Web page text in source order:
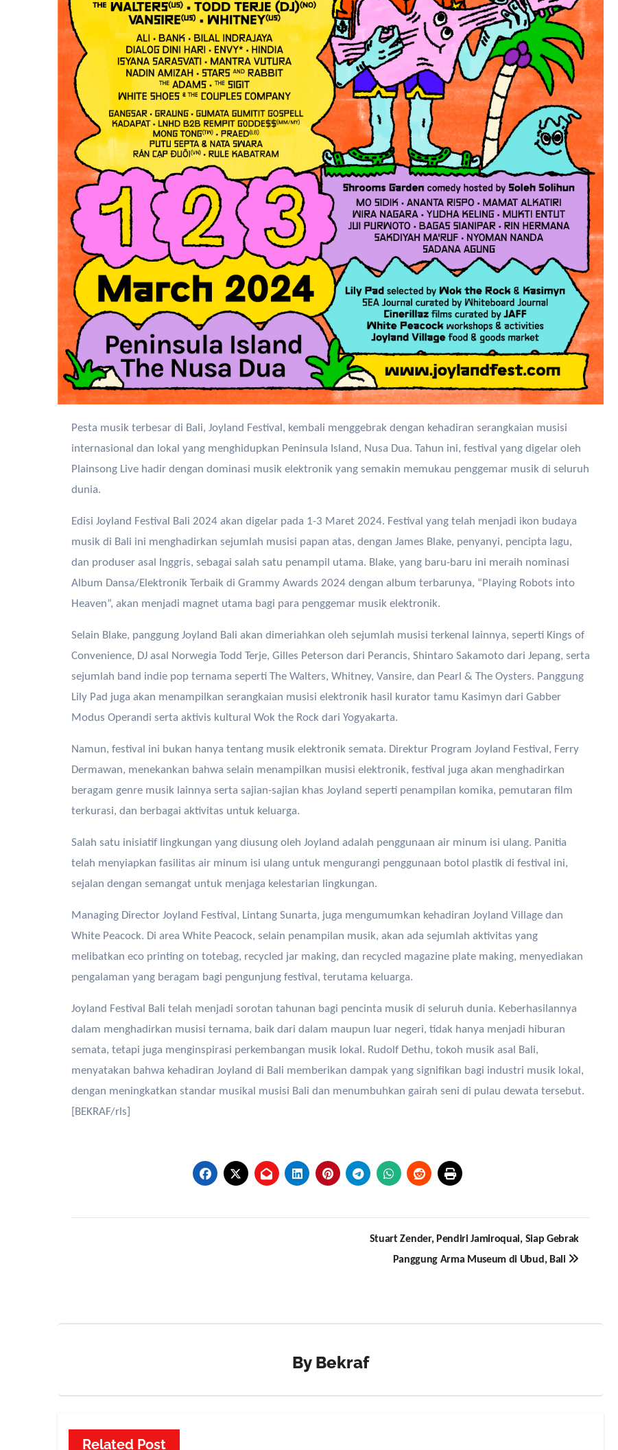
Pesta musik terbesar di Bali, Joyland Festival, kembali menggebrak dengan kehadiran serangkaian musisi
internasional dan lokal yang menghidupkan Peninsula Island, Nusa Dua. Tahun ini, festival yang digelar oleh
Plainsong Live hadir dengan dominasi musik elektronik yang semakin memukau penggemar musik di seluruh
dunia.
Edisi Joyland Festival Bali 2024 akan digelar pada 1-3 Maret 2024. Festival yang telah menjadi ikon budaya
musik di Bali ini menghadirkan sejumlah musisi papan atas, dengan James Blake, penyanyi, pencipta lagu,
dan produser asal Inggris, sebagai salah satu penampil utama. Blake, yang baru-baru ini meraih nominasi
Album Dansa/Elektronik Terbaik di Grammy Awards 2024 dengan album terbarunya, “Playing Robots into
Heaven”, akan menjadi magnet utama bagi para penggemar musik elektronik.
Selain Blake, panggung Joyland Bali akan dimeriahkan oleh sejumlah musisi terkenal lainnya, seperti Kings of
Convenience, DJ asal Norwegia Todd Terje, Gilles Peterson dari Perancis, Shintaro Sakamoto dari Jepang, serta
sejumlah band indie pop ternama seperti The Walters, Whitney, Vansire, dan Pearl & The Oysters. Panggung
Lily Pad juga akan menampilkan serangkaian musisi elektronik hasil kurator tamu Kasimyn dari Gabber
Modus Operandi serta aktivis kultural Wok the Rock dari Yogyakarta.
Namun, festival ini bukan hanya tentang musik elektronik semata. Direktur Program Joyland Festival, Ferry
Dermawan, menekankan bahwa selain menampilkan musisi elektronik, festival juga akan menghadirkan
beragam genre musik lainnya serta sajian-sajian khas Joyland seperti penampilan komika, pemutaran film
terkurasi, dan berbagai aktivitas untuk keluarga.
Salah satu inisiatif lingkungan yang diusung oleh Joyland adalah penggunaan air minum isi ulang. Panitia
telah menyiapkan fasilitas air minum isi ulang untuk mengurangi penggunaan botol plastik di festival ini,
sejalan dengan semangat untuk menjaga kelestarian lingkungan.
Managing Director Joyland Festival, Lintang Sunarta, juga mengumumkan kehadiran Joyland Village dan
White Peacock. Di area White Peacock, selain penampilan musik, akan ada sejumlah aktivitas yang
melibatkan eco printing on totebag, recycled jar making, dan recycled magazine plate making, menyediakan
pengalaman yang beragam bagi pengunjung festival, terutama keluarga.
Joyland Festival Bali telah menjadi sorotan tahunan bagi pencinta musik di seluruh dunia. Keberhasilannya
dalam menghadirkan musisi ternama, baik dari dalam maupun luar negeri, tidak hanya menjadi hiburan
semata, tetapi juga menginspirasi perkembangan musik lokal. Rudolf Dethu, tokoh musik asal Bali,
menyatakan bahwa kehadiran Joyland di Bali memberikan dampak yang signifikan bagi industri musik lokal,
dengan meningkatkan standar musikal musisi Bali dan menumbuhkan gairah seni di pulau dewata tersebut.
[BEKRAF/rls]
Stuart Zender, Pendiri Jamiroquai, Siap Gebrak
Panggung Arma Museum di Ubud, Bali
By Bekraf
Related Post